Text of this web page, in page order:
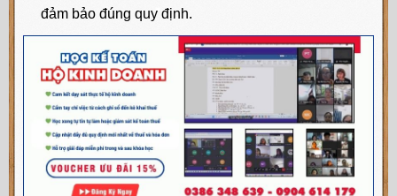
đảm bảo đúng quy định.